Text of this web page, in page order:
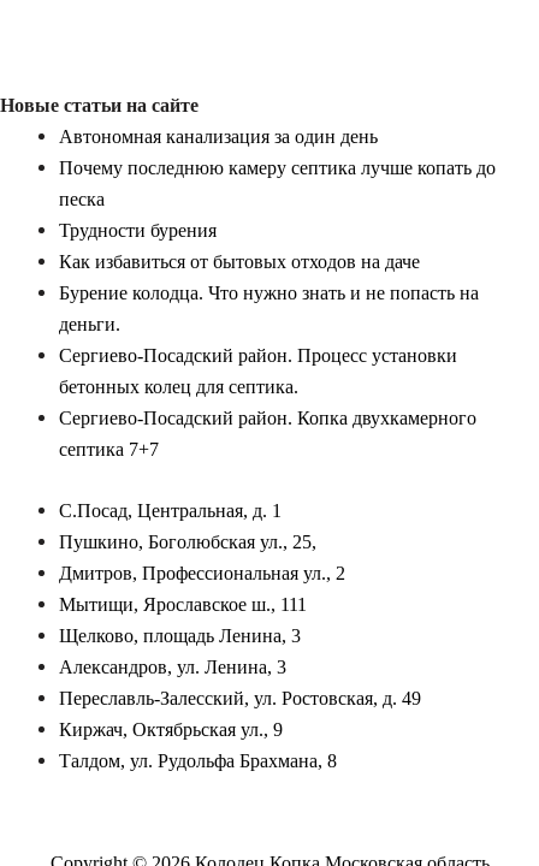
Новые статьи на сайте
Автономная канализация за один день
Почему последнюю камеру септика лучше копать до
песка
Трудности бурения
Как избавиться от бытовых отходов на даче
Бурение колодца. Что нужно знать и не попасть на
деньги.
Сергиево-Посадский район. Процесс установки
бетонных колец для септика.
Сергиево-Посадский район. Копка двухкамерного
септика 7+7
С.Посад, Центральная, д. 1
Пушкино, Боголюбская ул., 25,
Дмитров, Профессиональная ул., 2
Мытищи, Ярославское ш., 111
Щелково, площадь Ленина, 3
Александров, ул. Ленина, 3
Переславль-Залесский, ул. Ростовская, д. 49
Киржач, Октябрьская ул., 9
Талдом, ул. Рудольфа Брахмана, 8